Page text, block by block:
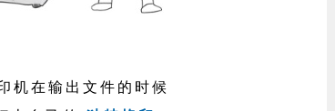
机在输出文件的时候